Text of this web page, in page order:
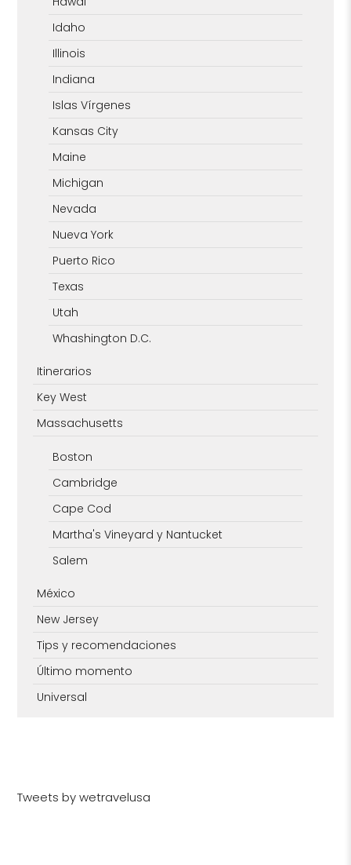
Idaho
Illinois
Indiana
Islas Vírgenes
Kansas City
Maine
Michigan
Nevada
Nueva York
Puerto Rico
Texas
Utah
Whashington D.C.
Itinerarios
Key West
Massachusetts
Boston
Cambridge
Cape Cod
Martha's Vineyard y Nantucket
Salem
México
New Jersey
Tips y recomendaciones
Último momento
Universal
Tweets by wetravelusa